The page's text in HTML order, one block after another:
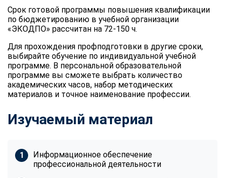
Срок готовой программы повышения квалификации
по бюджетированию в учебной организации
«ЭКОДПО» рассчитан на 72-150 ч.
Для прохождения профподготовки в другие сроки,
выбирайте обучение по индивидуальной учебной
программе. В персональной образовательной
программе вы сможете выбрать количество
академических часов, набор методических
материалов и точное наименование профессии.
Изучаемый материал
Информационное обеспечение
профессиональной деятельности